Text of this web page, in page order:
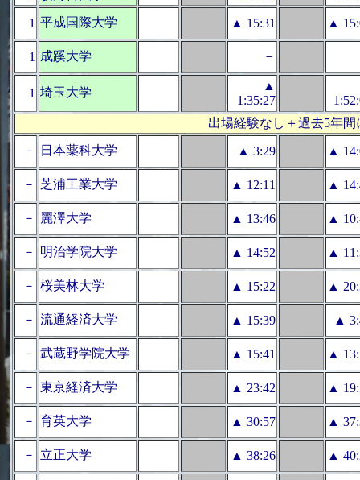
1 平成国際大学 ▲ 15:31 ▲
1 成蹊大学 －
1 埼玉大学
▲
1:35:27
出場経験なし＋過去5年
－
日本薬科大学 ▲ 3:29 ▲
－ 芝浦工業大学 ▲ 12:11 ▲
－ 麗澤大学 ▲ 13:46 ▲
－ 明治学院大学 ▲ 14:52 ▲
－ 桜美林大学 ▲ 15:22 ▲
－ 流通経済大学 ▲ 15:39 ▲
－ 武蔵野学院大学 ▲ 15:41 ▲
－ 東京経済大学 ▲ 23:42 ▲
－ 育英大学 ▲ 30:57 ▲
－ 立正大学 ▲ 38:26 ▲